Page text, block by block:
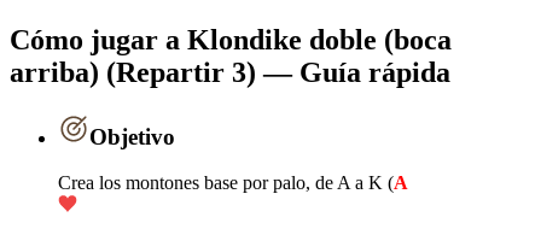
Cómo jugar a Klondike doble (boca
arriba) (Repartir 3) — Guía rápida
Objetivo
Crea los montones base por palo, de A a K (A